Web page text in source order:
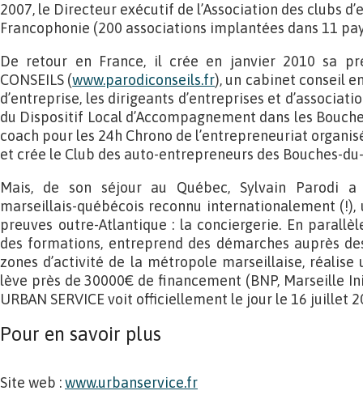
2007, le Directeur exécutif de l’Association des clubs
Francophonie (200 associations implantées dans 11
De retour en France, il crée en janvier 2010 sa
CONSEILS (www.parodiconseils.fr), un cabinet conseil
d’entreprise, les dirigeants d’entreprises et
du Dispositif Local d’Accompagnement dans les
coach pour les 24h Chrono de l’entrepreneuriat
et crée le Club des auto-entrepreneurs des Bouches-
Mais, de son séjour au Québec, Sylvain Parodi
marseillais-québécois reconnu internationalement
preuves outre-Atlantique : la conciergerie. En
des formations, entreprend des démarches auprès
zones d’activité de la métropole marseillaise, réalise
lève près de 30000€ de financement (BNP, Marseille
URBAN SERVICE voit officiellement le jour le 16 juillet
Pour en savoir plus
Site web :www.urbanservice.fr